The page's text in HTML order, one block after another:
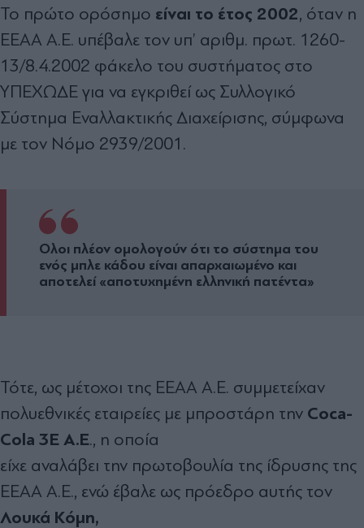
Το πρώτο ορόσηµο είναι το έτος 2002, όταν η
ΕΕΑΑ Α.Ε. υπέβαλε τον υπ’ αριθµ. πρωτ. 1260-
13/8.4.2002 φάκελο του συστήµατος στο
ΥΠΕΧΩ∆Ε για να εγκριθεί ως Συλλογικό
Σύστηµα Εναλλακτικής ∆ιαχείρισης, σύµφωνα
µε τον Νόµο 2939/2001.
Ολοι πλέον ομολογούν ότι το σύστημα του
ενός μπλε κάδου είναι απαρχαιωμένο και
αποτελεί «αποτυχημένη ελληνική πατέντα»
Τότε, ως µέτοχοι της ΕΕΑΑ Α.Ε. συµµετείχαν
πολυεθνικές εταιρείες µε µπροστάρη την Coca-
Cola 3E A.E., η οποία
είχε αναλάβει την πρωτοβουλία της ίδρυσης της
ΕΕΑΑ Α.Ε., ενώ έβαλε ως πρόεδρο αυτής τον
Λουκά Κόµη,